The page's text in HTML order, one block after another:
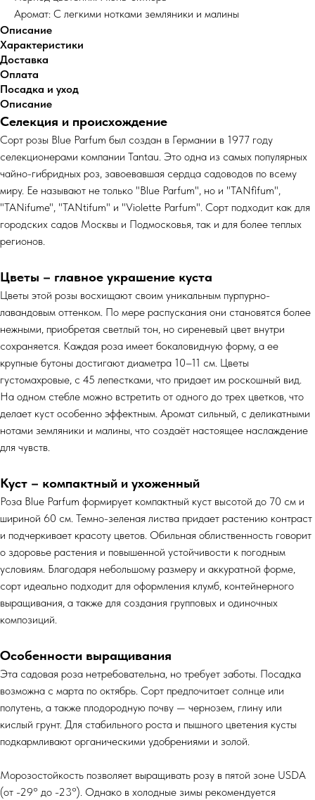
Аромат: С легкими нотками земляники и малины
Описание
Характеристики
Доставка
Оплата
Посадка и уход
Описание
Селекция и происхождение
Сорт розы Blue Parfum был создан в Германии в 1977 году
селекционерами компании Tantau. Это одна из самых популярных
чайно-гибридных роз, завоевавшая сердца садоводов по всему
миру. Ее называют не только "Blue Parfum", но и "TANfifum",
"TANifume", "TANtifum" и "Violette Parfum". Сорт подходит как для
городских садов Москвы и Подмосковья, так и для более теплых
регионов.
Цветы – главное украшение куста
Цветы этой розы восхищают своим уникальным пурпурно-
лавандовым оттенком. По мере распускания они становятся более
нежными, приобретая светлый тон, но сиреневый цвет внутри
сохраняется. Каждая роза имеет бокаловидную форму, а ее
крупные бутоны достигают диаметра 10–11 см. Цветы
густомахровые, с 45 лепестками, что придает им роскошный вид.
На одном стебле можно встретить от одного до трех цветков, что
делает куст особенно эффектным. Аромат сильный, с деликатными
нотами земляники и малины, что создаёт настоящее наслаждение
для чувств.
Куст – компактный и ухоженный
Роза Blue Parfum формирует компактный куст высотой до 70 см и
шириной 60 см. Темно-зеленая листва придает растению контраст
и подчеркивает красоту цветов. Обильная облиственность говорит
о здоровье растения и повышенной устойчивости к погодным
условиям. Благодаря небольшому размеру и аккуратной форме,
сорт идеально подходит для оформления клумб, контейнерного
выращивания, а также для создания групповых и одиночных
композиций.
Особенности выращивания
Эта садовая роза нетребовательна, но требует заботы. Посадка
возможна с марта по октябрь. Сорт предпочитает солнце или
полутень, а также плодородную почву — чернозем, глину или
кислый грунт. Для стабильного роста и пышного цветения кусты
подкармливают органическими удобрениями и золой.
Морозостойкость позволяет выращивать розу в пятой зоне USDA
(от -29° до -23°). Однако в холодные зимы рекомендуется